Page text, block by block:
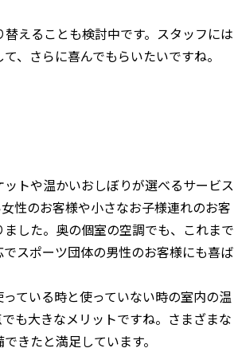
えることも検討中です。スタッフには
、さらに喜んでもらいたいですね。
トや温かいおしぼりが選べるサービス
性のお客様や小さなお子様連れのお客
した。奥の個室の空調でも、これまで
スポーツ団体の男性のお客様にも喜ば
ている時と使っていない時の室内の温
も大きなメリットですね。さまざまな
きたと満足しています。